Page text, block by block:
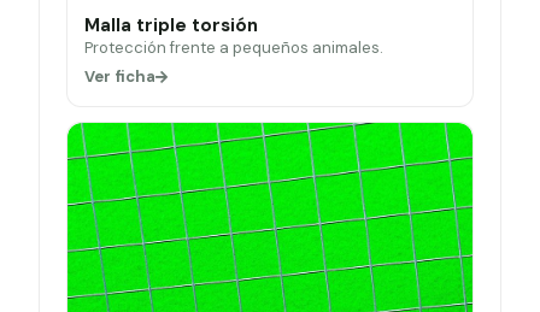
Malla triple torsión
Protección frente a pequeños animales.
Ver ficha